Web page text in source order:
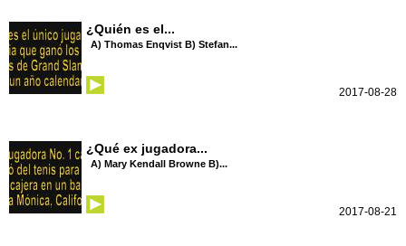
¿Quién es el...
A) Thomas Enqvist B) Stefan...
2017-08-28
¿Qué ex jugadora...
A) Mary Kendall Browne B)...
2017-08-21